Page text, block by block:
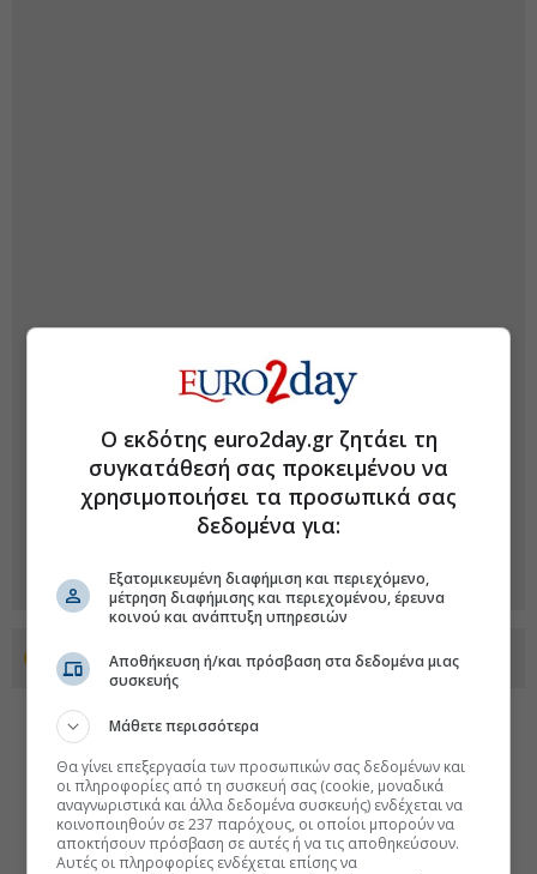
Προσθέστε το euro2day.gr στο Discover
Ο εκδότης euro2day.gr ζητάει τη
συγκατάθεσή σας προκειμένου να
χρησιμοποιήσει τα προσωπικά σας
δεδομένα για:
Εξατομικευμένη διαφήμιση και περιεχόμενο,
μέτρηση διαφήμισης και περιεχομένου, έρευνα
κοινού και ανάπτυξη υπηρεσιών
Αποθήκευση ή/και πρόσβαση στα δεδομένα μιας
συσκευής
Μάθετε περισσότερα
Θα γίνει επεξεργασία των προσωπικών σας δεδομένων και
οι πληροφορίες από τη συσκευή σας (cookie, μοναδικά
αναγνωριστικά και άλλα δεδομένα συσκευής) ενδέχεται να
κοινοποιηθούν σε 237 παρόχους, οι οποίοι μπορούν να
αποκτήσουν πρόσβαση σε αυτές ή να τις αποθηκεύσουν.
Αυτές οι πληροφορίες ενδέχεται επίσης να